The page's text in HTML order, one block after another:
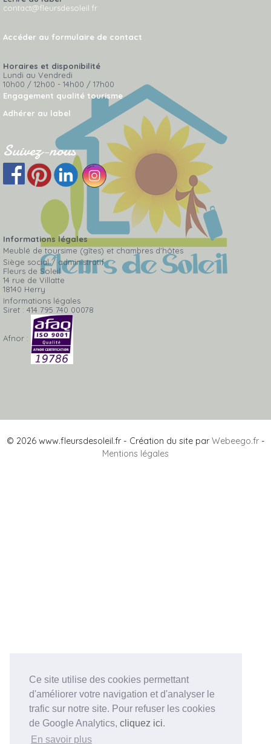
contact@fleursdesoleil.fr
Accéder au formulaire de contact
Horaires et disponibilité
Lundi au Vendredi
10h00 / 12h00 - 14h00 / 17h00
Engagement qualité tourisme
Adhérer au label
Suivez-nous
Informations légales
Meublé de toursime (gîtes) et chambres d'hôtes
Siège social / administratif
Fleurs de Soleil
14 rue de Villatte
18140 Herry
Informations légales
Siret : 414 795 740 00078
Afnor :
Ce site utilise des cookies permettant
d'améliorer votre navigation et d'analyser le
trafic sur notre site. Pour refuser les cookies
de Google Analytics, cliquez ici.
En savoir plus
© 2026 www.fleursdesoleil.fr - Création du site parWebeego.fr-
Mentions légales